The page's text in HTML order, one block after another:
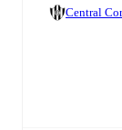
Central